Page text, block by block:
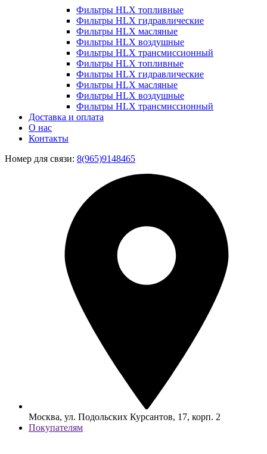
Фильтры HLX топливные
Фильтры HLX гидравлические
Фильтры HLX масляные
Фильтры HLX воздушные
Фильтры HLX трансмиссионный
Фильтры HLX топливные
Фильтры HLX гидравлические
Фильтры HLX масляные
Фильтры HLX воздушные
Фильтры HLX трансмиссионный
Доставка и оплата
О нас
Контакты
Номер для связи: 8(965)9148465
Москва, ул. Подольских Курсантов, 17, корп. 2
Покупателям